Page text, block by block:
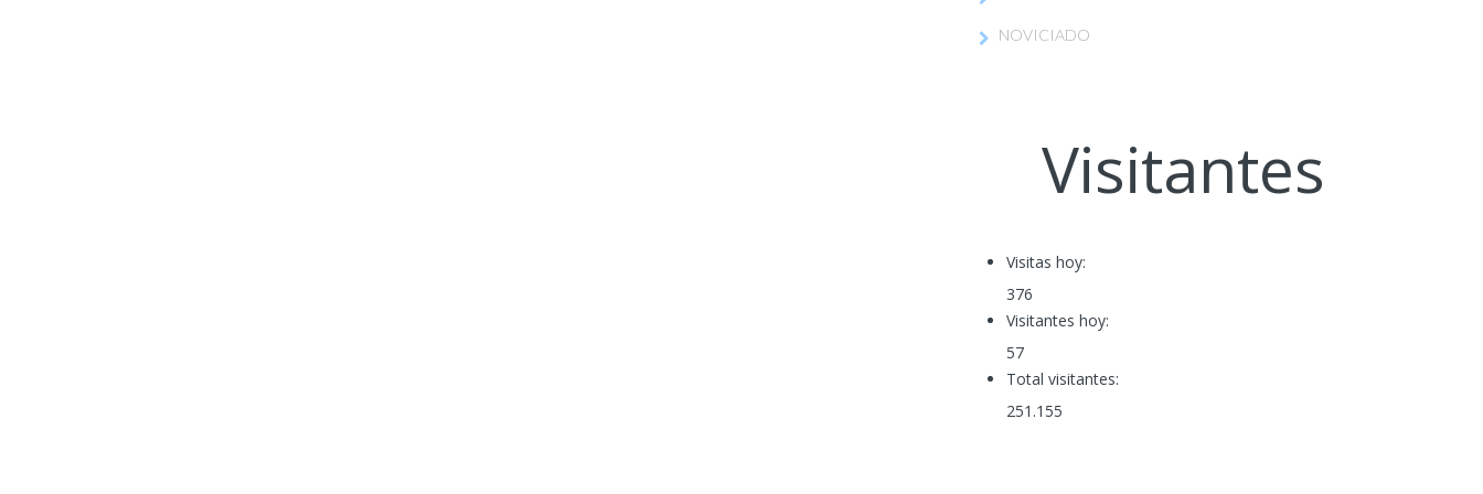
NOVICIADO
Visitantes
Visitas hoy:
376
Visitantes hoy:
57
Total visitantes:
251.155